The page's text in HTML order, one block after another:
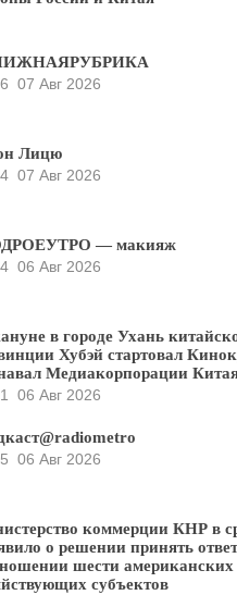
07 Авг 2026
Лицю
07 Авг 2026
— макияж
06 Авг 2026
в городе Ухань
Хубэй стартовал
Медиакорпорации
06 Авг 2026
06 Авг 2026
коммерции КНР в
о решении принять
шести американских
субъектов